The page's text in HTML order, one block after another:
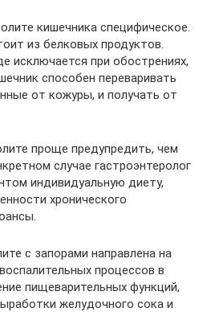
кишечника специфическое.
из белковых продуктов.
исключается при обострениях,
способен переваривать
от кожуры, и получать от
проще предупредить, чем
случае гастроэнтеролог
индивидуальную диету,
хронического
с запорами направлена на
процессов в
пищеварительных функций,
желудочного сока и